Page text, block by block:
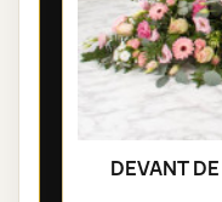
DEVANT